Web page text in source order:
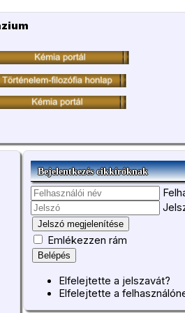
Bejelentkezés cikkíróknak
Jelszó megjelenítése
Emlékezzen rám
Belépés
Elfelejtette a jelszavát?
Elfelejtette a